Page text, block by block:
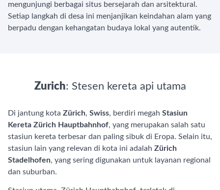
mengunjungi berbagai situs bersejarah dan arsitektural.
Setiap langkah di desa ini menjanjikan keindahan alam yang
berpadu dengan kehangatan budaya lokal yang autentik.
Zurich: Stesen kereta api utama
Di jantung kota Zürich, Swiss, berdiri megah Stasiun
Kereta Zürich Hauptbahnhof, yang merupakan salah satu
stasiun kereta terbesar dan paling sibuk di Eropa. Selain itu,
stasiun lain yang relevan di kota ini adalah Zürich
Stadelhofen, yang sering digunakan untuk layanan regional
dan suburban.